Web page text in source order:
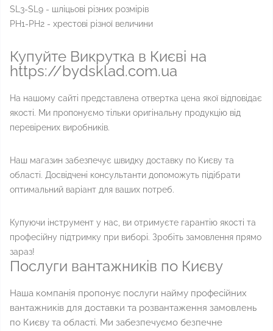
SL3-SL9 - шліцьові різних розмірів
PH1-PH2 - хрестові різної величини
Купуйте Викрутка в Києві на
https://bydsklad.com.ua
На нашому сайті представлена отвертка цена якої відповідає
якості. Ми пропонуємо тільки оригінальну продукцію від
перевірених виробників.
Наш магазин забезпечує швидку доставку по Києву та
області. Досвідчені консультанти допоможуть підібрати
оптимальний варіант для ваших потреб.
Купуючи інструмент у нас, ви отримуєте гарантію якості та
професійну підтримку при виборі. Зробіть замовлення прямо
зараз!
Послуги вантажників по Києву
Наша компанія пропонує послуги найму професійних
вантажників для доставки та розвантаження замовлень
по Києву та області. Ми забезпечуємо безпечне